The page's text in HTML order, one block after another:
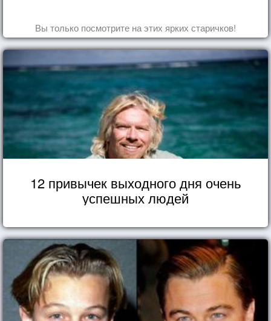
Вы только посмотрите на этих ярких старичков!
12 привычек выходного дня очень
успешных людей